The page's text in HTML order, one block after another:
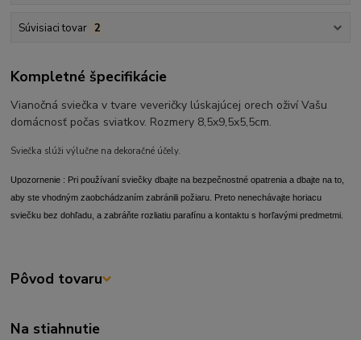
Súvisiaci tovar 2
Kompletné špecifikácie
Vianočná sviečka v tvare veveričky lúskajúcej orech oživí Vašu
domácnosť počas sviatkov. Rozmery 8,5x9,5x5,5cm.
Sviečka slúži výlučne na dekoračné účely.
Upozornenie : Pri používaní sviečky dbajte na bezpečnostné opatrenia a dbajte na to,
aby ste vhodným zaobchádzaním zabránili požiaru. Preto nenechávajte horiacu
sviečku bez dohľadu, a zabráňte rozliatiu parafínu a kontaktu s horľavými predmetmi.
Pôvod tovaru
Na stiahnutie